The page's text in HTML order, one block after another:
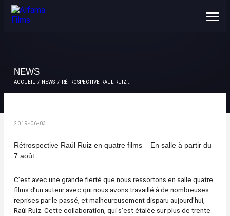
NOUS CONNAÎTRE
CONTACTS
NEWS
ACCUEIL NEWS RÉTROSPECTIVE RAÚL RUIZ...
2019-06-03
Rétrospective Raúl Ruiz en quatre films – En salle à partir du
7 août
C’est avec une grande fierté que nous ressortons en salle quatre
films d’un auteur avec qui nous avons travaillé à de nombreuses
reprises par le passé, et malheureusement disparu aujourd’hui,
Raúl Ruiz. Cette collaboration, qui s’est étalée sur plus de trente